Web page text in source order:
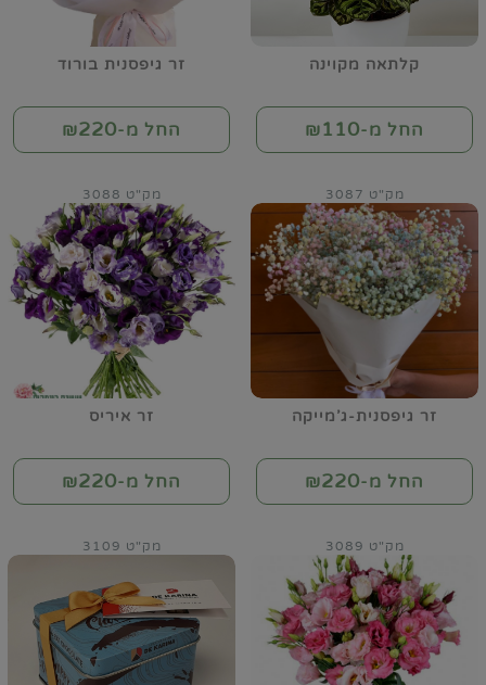
קלתאה מקוינה
החל מ-₪110
זר גיפסנית בורוד
החל מ-₪220
זר גיפסנית-ג'מייקה
מק"ט 3087
החל מ-₪220
זר איריס
מק"ט 3088
החל מ-₪220
מק"ט 3089 מק"ט 3109